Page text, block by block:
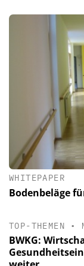
WHITEPAPER
Bodenbeläge
TOP-THEMEN •
BWKG: